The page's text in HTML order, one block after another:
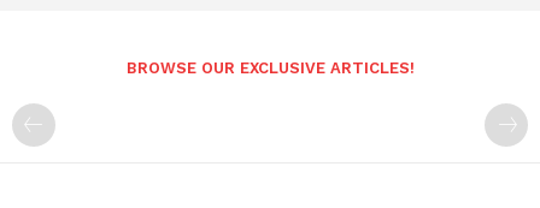
BROWSE OUR EXCLUSIVE ARTICLES!